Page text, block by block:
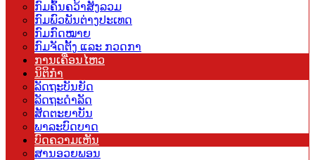
ກົມຄົ້ນຄວ້າສັງລວມ
ກົມພົວພັນຕ່າງປະເທດ
ກົມກົດໝາຍ
ກົມຈັດຕັ້ງ ແລະ ກວດກາ
ການເຄື່ອນໄຫວ
ນິຕິກຳ
ລັດຖະບັນຍັດ
ລັດຖະດຳລັດ
ສັດຕະຍາບັນ
ພາລະບົດບາດ
ບົດຄວາມເຫັນ
ສານອວຍພອນ